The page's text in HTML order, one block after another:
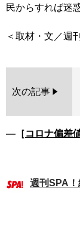
民からすれば迷
次の記事
―［コロナ偏差
週刊SPA